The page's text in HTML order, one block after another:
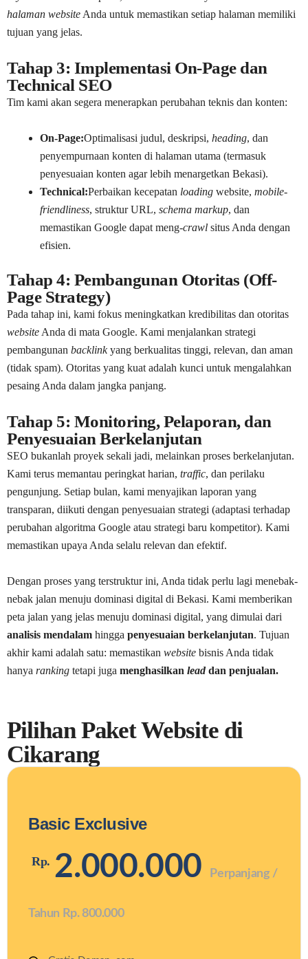
halaman websiteAnda untuk memastikan setiap halaman memiliki
tujuan yang jelas.
Tahap 3: Implementasi On-Page dan
Technical SEO
Tim kami akan segera menerapkan perubahan teknis dan konten:
On-Page:Optimalisasi judul, deskripsi, heading, dan
penyempurnaan konten di halaman utama (termasuk
penyesuaian konten agar lebih menargetkan Bekasi).
Technical:Perbaikan kecepatan loading website, mobile-
friendliness, struktur URL, schema markup, dan
memastikan Google dapat meng-crawl situs Anda dengan
efisien.
Tahap 4: Pembangunan Otoritas (Off-
Page Strategy)
Pada tahap ini, kami fokus meningkatkan kredibilitas dan otoritas
websiteAnda di mata Google. Kami menjalankan strategi
pembangunan backlinkyang berkualitas tinggi, relevan, dan aman
(tidak spam). Otoritas yang kuat adalah kunci untuk mengalahkan
pesaing Anda dalam jangka panjang.
Tahap 5: Monitoring, Pelaporan, dan
Penyesuaian Berkelanjutan
SEO bukanlah proyek sekali jadi, melainkan proses berkelanjutan.
Kami terus memantau peringkat harian, traffic, dan perilaku
pengunjung. Setiap bulan, kami menyajikan laporan yang
transparan, diikuti dengan penyesuaian strategi (adaptasi terhadap
perubahan algoritma Google atau strategi baru kompetitor). Kami
memastikan upaya Anda selalu relevan dan efektif.
Dengan proses yang terstruktur ini, Anda tidak perlu lagi menebak-
nebak jalan menuju dominasi digital di Bekasi. Kami memberikan
peta jalan yang jelas menuju dominasi digital, yang dimulai dari
analisis mendalam hingga penyesuaian berkelanjutan. Tujuan
akhir kami adalah satu: memastikan website bisnis Anda tidak
hanya ranking tetapi juga menghasilkan leaddan penjualan.
Pilihan Paket Website di
Cikarang
Basic Exclusive
Rp. 2.000.000 Perpanjang /
Tahun Rp. 800.000